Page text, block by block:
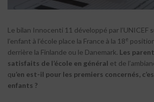
Le bilan Innocenti 11 développé par l’UNICEF
l’enfant à l’école place la France à la 18e
derrière la Finlande ou le Danemark. Les
satisfaits de l’école en général et de
qu’en est-il pour les premiers concernés,
enfants ?